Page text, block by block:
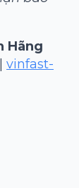
Hãng
vinfast-